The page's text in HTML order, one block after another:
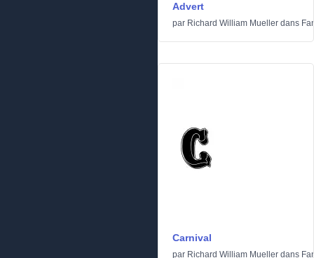
Advert
par Richard William Mueller dans
Carnival
par Richard William Mueller dans